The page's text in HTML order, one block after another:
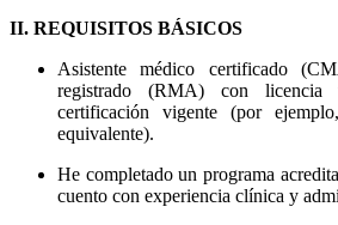
II. REQUISITOS BÁSICOS
Asistente médico certificado
registrado (RMA) con
certificación vigente (por
equivalente).
He completado un programa
cuento con experiencia clínica y